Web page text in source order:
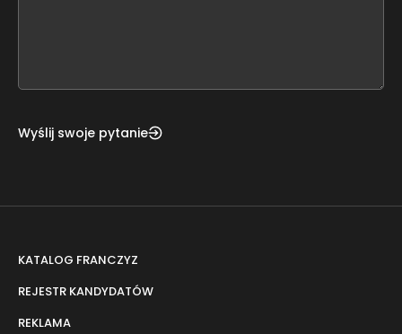
Wyślij swoje pytanie
KATALOG FRANCZYZ
REJESTR KANDYDATÓW
REKLAMA